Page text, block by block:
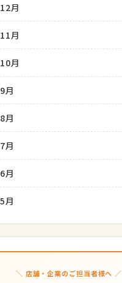
月
月
月
月
月
月
月
月
＼ 店舗・企業のご担当者様へ ／